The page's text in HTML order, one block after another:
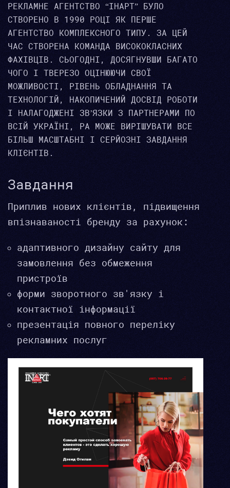
РЕКЛАМНЕ АГЕНТСТВО “ІНАРТ” БУЛО
СТВОРЕНО В 1990 РОЦІ ЯК ПЕРШЕ
АГЕНТСТВО КОМПЛЕКСНОГО ТИПУ. ЗА ЦЕЙ
ЧАС СТВОРЕНА КОМАНДА ВИСОКОКЛАСНИХ
ФАХІВЦІВ. СЬОГОДНІ, ДОСЯГНУВШИ БАГАТО
ЧОГО І ТВЕРЕЗО ОЦІНЮЮЧИ СВОЇ
МОЖЛИВОСТІ, РІВЕНЬ ОБЛАДНАННЯ ТА
ТЕХНОЛОГІЙ, НАКОПИЧЕНИЙ ДОСВІД РОБОТИ
І НАЛАГОДЖЕНІ ЗВ’ЯЗКИ З ПАРТНЕРАМИ ПО
ВСІЙ УКРАЇНІ, РА МОЖЕ ВИРІШУВАТИ ВСЕ
БІЛЬШ МАСШТАБНІ І СЕРЙОЗНІ ЗАВДАННЯ
КЛІЄНТІВ.
Завдання
Приплив нових клієнтів, підвищення
впізнаваності бренду за рахунок:
адаптивного дизайну сайту для
замовлення без обмеження
пристроїв
форми зворотного зв'язку і
контактної інформації
презентація повного переліку
рекламних послуг